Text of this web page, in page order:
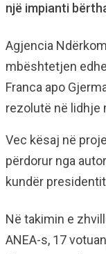
një impianti
Agjencia
mbështetjen
Franca apo
rezolutë në lidhje
Vec kësaj në
përdorur nga
kundër
Në takimin e
ANEA-s, 17